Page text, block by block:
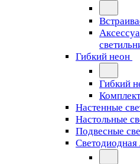
Гибкий неон
Гибкий
Настенные
Настольные
Подвесные
Светодиодная